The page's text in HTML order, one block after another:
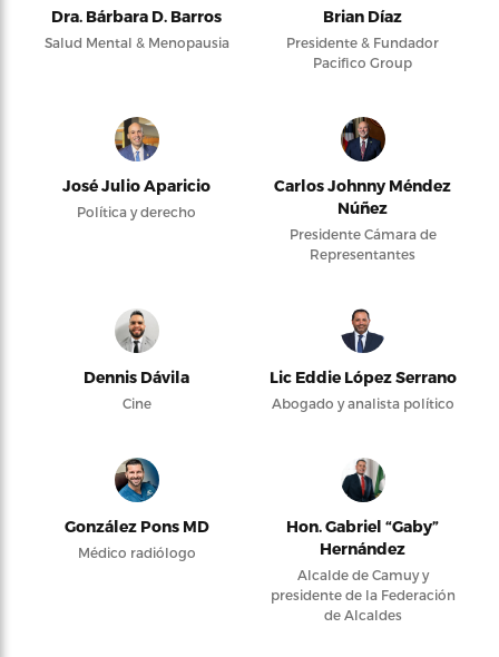
Dra. Bárbara D. Barros
Salud Mental & Menopausia
Brian Díaz
Presidente & Fundador
Pacifico Group
José Julio Aparicio
Política y derecho
Carlos Johnny Méndez
Núñez
Presidente Cámara de
Representantes
Dennis Dávila
Cine
Lic Eddie López Serrano
Abogado y analista político
González Pons MD
Médico radiólogo
Hon. Gabriel “Gaby”
Hernández
Alcalde de Camuy y
presidente de la Federación
de Alcaldes